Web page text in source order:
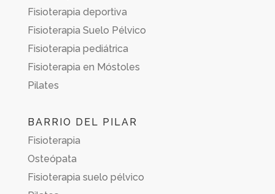
Fisioterapia deportiva
Fisioterapia Suelo Pélvico
Fisioterapia pediátrica
Fisioterapia en Móstoles
Pilates
BARRIO DEL PILAR
Fisioterapia
Osteópata
Fisioterapia suelo pélvico